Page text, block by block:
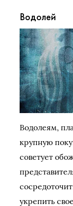
Водолей
Водолеям,
крупную
советует
укрепить